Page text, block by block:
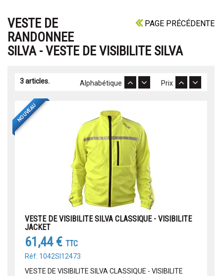
PAGE PRÉCÉDENTE
VESTE DE
RANDONNEE
SILVA - VESTE DE VISIBILITE SILVA
3 articles. Prix
Alphabétique
NOUVEAU
VESTE DE VISIBILITE SILVA CLASSIQUE - VISIBILITE
JACKET
61,44 € TTC
Réf: 1042SI12473
VESTE DE VISIBILITE SILVA CLASSIQUE - VISIBILITE